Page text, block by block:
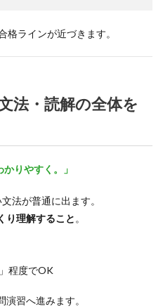
ラインが近づきます。
法・読解の全体を
りやすく。」
法が普通に出ます。
り理解すること 。
程度でOK
習へ進みます。